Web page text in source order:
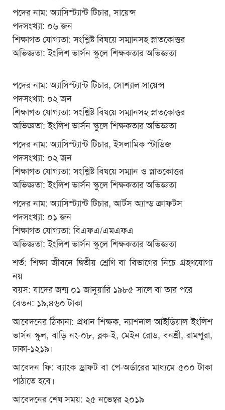
পদের নাম: অ্যাসিস্ট্যান্ট টিচার, সায়েন্স
পদসংখ্যা: ০৬ জন
শিক্ষাগত যোগ্যতা: সংশ্লিষ্ট বিষয়ে সম্মানসহ স্নাতকোত্তর
অভিজ্ঞতা: ইংলিশ ভার্সন স্কুলে শিক্ষকতার অভিজ্ঞতা
পদের নাম: অ্যাসিস্ট্যান্ট টিচার, সোশ্যাল সায়েন্স
পদসংখ্যা: ০২ জন
শিক্ষাগত যোগ্যতা: সংশ্লিষ্ট বিষয়ে সম্মানসহ স্নাতকোত্তর
অভিজ্ঞতা: ইংলিশ ভার্সন স্কুলে শিক্ষকতার অভিজ্ঞতা
পদের নাম: অ্যাসিস্ট্যান্ট টিচার, ইসলামিক স্টাডিজ
পদসংখ্যা: ০২ জন
শিক্ষাগত যোগ্যতা: সংশ্লিষ্ট বিষয়ে সম্মান ও স্নাতকোত্তর
অভিজ্ঞতা: ইংলিশ ভার্সন স্কুলে শিক্ষকতার অভিজ্ঞতা
পদের নাম: অ্যাসিস্ট্যান্ট টিচার, আর্টস অ্যান্ড ক্রাফটস
পদসংখ্যা: ০১ জন
শিক্ষাগত যোগ্যতা: বিএফএ/এমএফএ
অভিজ্ঞতা: ইংলিশ ভার্সন স্কুলে শিক্ষকতার অভিজ্ঞতা
শর্ত: শিক্ষা জীবনে দ্বিতীয় শ্রেণি বা বিভাগের নিচে গ্রহণযোগ্য
নয়
বয়স: যাদের জন্ম ০১ জানুয়ারি ১৯৮৫ সালে বা তার পরে
বেতন: ১৯,৪৬০ টাকা
আবেদনের ঠিকানা: প্রধান শিক্ষক, ন্যাশনাল আইডিয়াল ইংলিশ
ভার্সন স্কুল, বাড়ি নং-০৮, ব্লক-ই, মেইন রোড, বনশ্রী, রামপুরা,
ঢাকা-১২১৯।
আবেদন ফি: ব্যাংক ড্রাফট বা পে-অর্ডারের মাধ্যমে ৫০০ টাকা
পাঠাতে হবে।
আবেদনের শেষ সময়: ২৫ নভেম্বর ২০১৯